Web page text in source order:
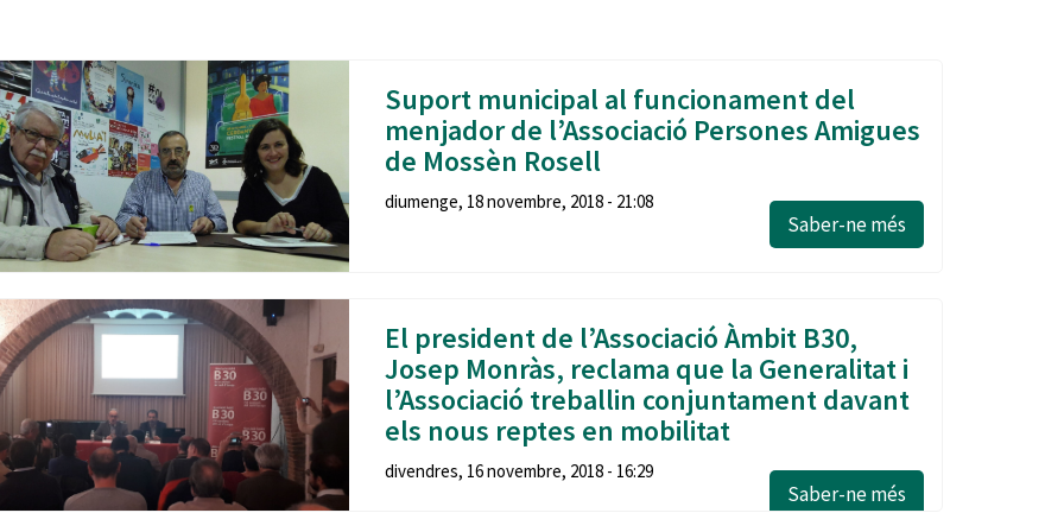
Retiment de Comptes
Cerdanyola opta a més de 5 milions d'euros del Pla de
Barris per transformar les Fontetes, Quatre Cantons i
l'entorn de l'avinguda Catalunya
El FIT presenta el cartell de la seva 16a edició i dona el
tret de sortida al festival
L’Ajuntament reparteix ulleres gratuïtes per veure
Equipaments
Mercats Municipals
Suport municipal al funcionament del
menjador de l’Associació Persones Amigues
de Mossèn Rosell
diumenge, 18 novembre, 2018 - 21:08
Saber-ne més
El president de l’Associació Àmbit B30,
Josep Monràs, reclama que la Generalitat i
l’Associació treballin conjuntament davant
els nous reptes en mobilitat
divendres, 16 novembre, 2018 - 16:29
Saber-ne més